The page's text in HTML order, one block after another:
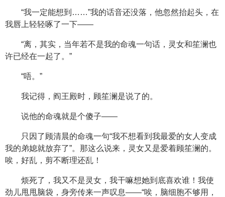
“我一定能想到……”我的话音还没落，他忽然抬起头，在
我唇上轻轻啄了一下——
“离，其实，当年若不是我的命魂一句话，灵女和笙澜也
许已经在一起了。”
“唔。”
我记得，阎王殿时，顾笙澜是说了的。
说他的命魂就是个傻子——
只因了顾清晨的命魂一句“我不想看到我最爱的女人变成
我的弟媳就放弃了”。那这么说来，灵女又是爱着顾笙澜的。
唉，好乱，剪不断理还乱！
烦死了，我又不是灵女，我干嘛想她到底喜欢谁！我使
劲儿甩甩脑袋，身旁传来一声叹息——“唉，脑细胞不够用，